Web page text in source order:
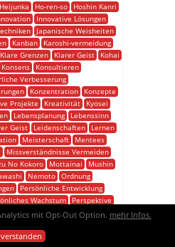
Heijunka Ho-ren-so
Hoshin Kanri
Innovative Lösungen
Japanische Weisheiten
Kanban
Karoshi-vermeidung
Klare Grenzen Klarer Geist
Kohai
Konsens
Konsultieren
Verbesserung
Konzentration
Konzepte
Projekte Kreativität
Kyosei
Lebensplanung
Lebenssinn
Geist Leidenschaften
Lernen
Meisterschaft
Mentees
Missverständnisse Vermeiden
No Kokoro Mottainai
Mushin
Nemoto Ordnung
Persönliche Entwicklung
Wachstum
Perspektive
Problemanalyse Probleme
Effizient Nutzen
mit Opt-Out Option. mehr Infos.